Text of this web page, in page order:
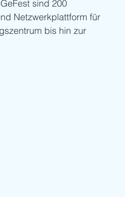
sind 200
Netzwerkplattform für
bis hin zur